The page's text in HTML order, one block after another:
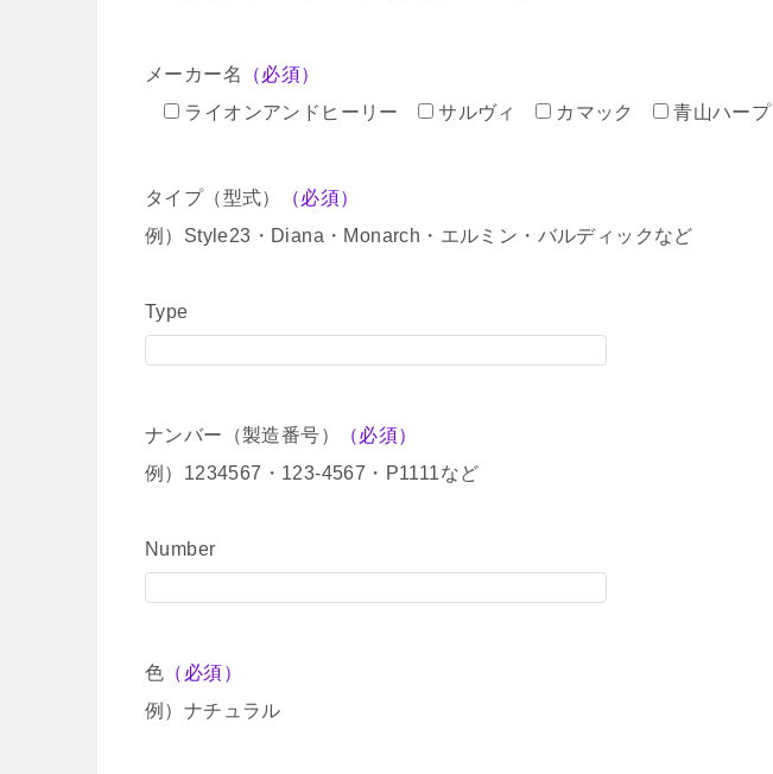
メーカー名
（必須）
ライオンアンドヒーリー
サルヴィ カマック 青山ハープ
タイプ（型式）
（必須）
例）Style23・Diana・Monarch・エルミン・バルディックなど
Type
ナンバー（製造番号）
（必須）
例）1234567・123-4567・P1111など
Number
色 （必須）
例）ナチュラル